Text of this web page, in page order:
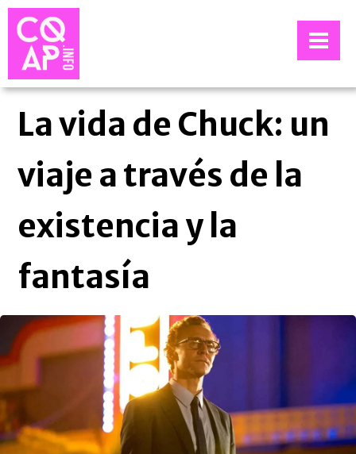
La vida de Chuck: un
viaje a través de la
existencia y la
fantasía